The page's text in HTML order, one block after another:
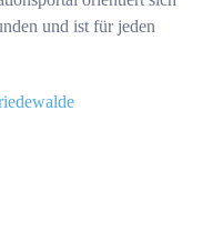
und ist für jeden